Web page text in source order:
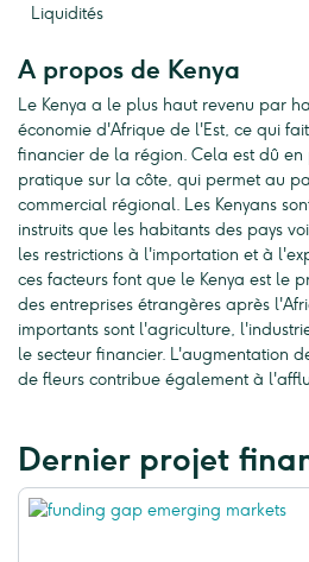
Liquidités
A propos de Kenya
Le Kenya a le plus haut revenu par
économie d'Afrique de l'Est, ce qui
financier de la région. Cela est dû
pratique sur la côte, qui permet au
commercial régional. Les Kenyans
instruits que les habitants des pays
les restrictions à l'importation et à
ces facteurs font que le Kenya est le
des entreprises étrangères après
importants sont l'agriculture,
le secteur financier. L'augmentation
de fleurs contribue également à
Dernier projet